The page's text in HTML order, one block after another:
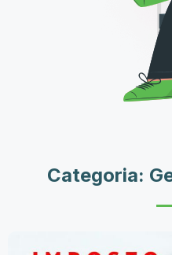
Categoria: